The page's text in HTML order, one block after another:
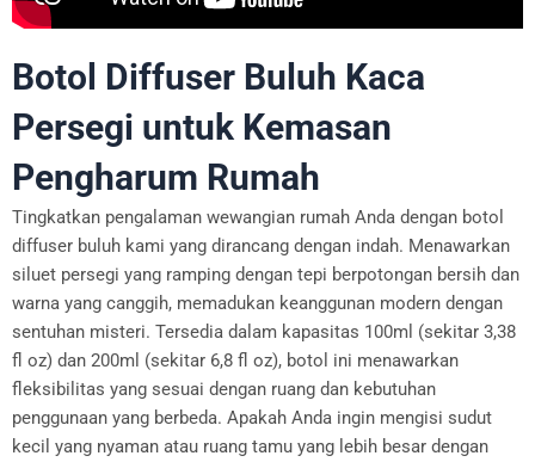
Botol Diffuser Buluh Kaca
Persegi untuk Kemasan
Pengharum Rumah
Tingkatkan pengalaman wewangian rumah Anda dengan botol
diffuser buluh kami yang dirancang dengan indah. Menawarkan
siluet persegi yang ramping dengan tepi berpotongan bersih dan
warna yang canggih, memadukan keanggunan modern dengan
sentuhan misteri. Tersedia dalam kapasitas 100ml (sekitar 3,38
fl oz) dan 200ml (sekitar 6,8 fl oz), botol ini menawarkan
fleksibilitas yang sesuai dengan ruang dan kebutuhan
penggunaan yang berbeda. Apakah Anda ingin mengisi sudut
kecil yang nyaman atau ruang tamu yang lebih besar dengan